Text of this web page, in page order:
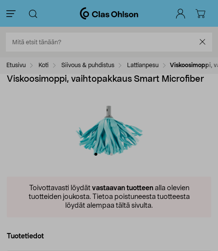
Etusivu Koti Siivous & puhdistus Lattianpesu Viskoosimoppi,
Viskoosimoppi, vaihtopakkaus Smart Microfiber
Toivottavasti löydät vastaavan tuotteenalla olevien
tuotteiden joukosta. Tietoa poistuneesta tuotteesta
löydät alempaa tältä sivulta.
Tuotetiedot